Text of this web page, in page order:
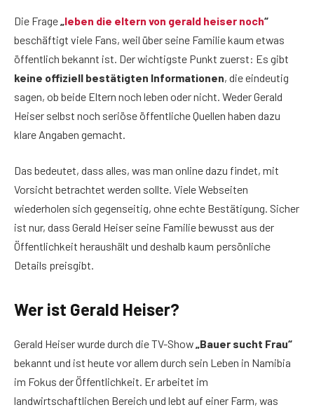
Die Frage leben die eltern von gerald heiser noch“
beschäftigt viele Fans, weil über seine Familie kaum etwas
öffentlich bekannt ist. Der wichtigste Punkt zuerst: Es gibt
keine offiziell bestätigten Informationen, die eindeutig
sagen, ob beide Eltern noch leben oder nicht. Weder Gerald
Heiser selbst noch seriöse öffentliche Quellen haben dazu
klare Angaben gemacht.
Das bedeutet, dass alles, was man online dazu findet, mit
Vorsicht betrachtet werden sollte. Viele Webseiten
wiederholen sich gegenseitig, ohne echte Bestätigung. Sicher
ist nur, dass Gerald Heiser seine Familie bewusst aus der
Öffentlichkeit heraushält und deshalb kaum persönliche
Details preisgibt.
Wer ist Gerald Heiser?
Gerald Heiser wurde durch die TV-Show„Bauer sucht Frau“
bekannt und ist heute vor allem durch sein Leben in Namibia
im Fokus der Öffentlichkeit. Er arbeitet im
landwirtschaftlichen Bereich und lebt auf einer Farm, was